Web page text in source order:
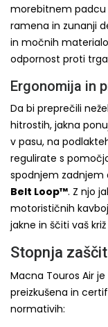
morebitnem padcu
ramena in zunanji
in močnih
odpornost proti
Ergonomija in
Da bi preprečili
hitrostih, jakna
v pasu, na
regulirate s
spodnjem zadnjem
Belt Loop™. Z njo
motorističnih
jakne in ščiti vaš
Stopnja
Macna Touros Air
preizkušena in
normativih: